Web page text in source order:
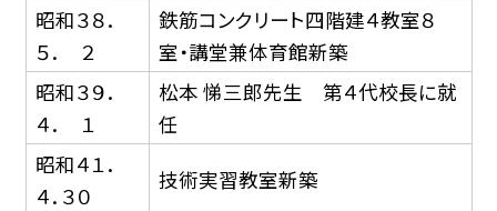
昭和３８．
５． ２
鉄筋コンクリート四階建４教室８
室・講堂兼体育館新築
昭和３９．
４． １
松本 悌三郎先生 第４代校長に就
任
昭和４１．
４．３０
技術実習教室新築